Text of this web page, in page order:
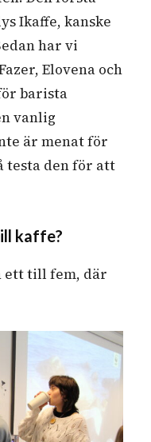
Ikaffe, kanske
har vi
Elovena och
barista
vanlig
är menat för
testa den för att
kaffe?
ett till fem, där